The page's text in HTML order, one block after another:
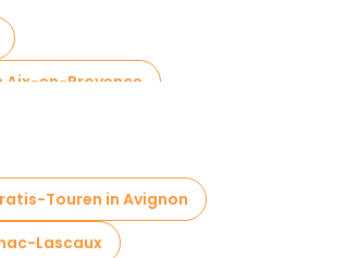
Aix-en-Provence
Touren in Avignon
Lascaux